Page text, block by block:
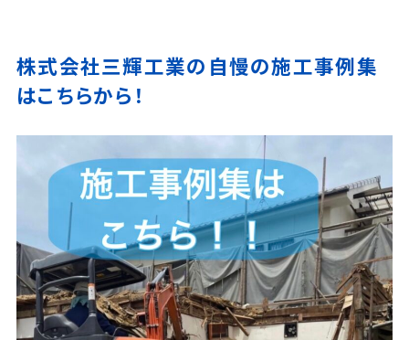
株式会社三輝工業の自慢の施工事例集
はこちらから！